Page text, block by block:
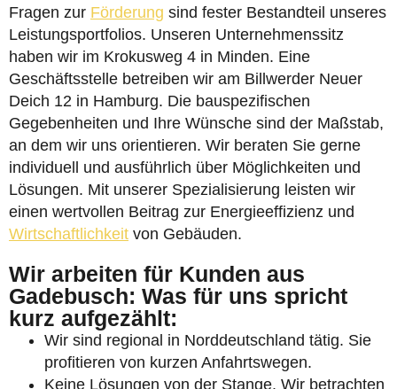
Fragen zur Förderung sind fester Bestandteil unseres
Leistungsportfolios. Unseren Unternehmenssitz
haben wir im Krokusweg 4 in Minden. Eine
Geschäftsstelle betreiben wir am Billwerder Neuer
Deich 12 in Hamburg. Die bauspezifischen
Gegebenheiten und Ihre Wünsche sind der Maßstab,
an dem wir uns orientieren. Wir beraten Sie gerne
individuell und ausführlich über Möglichkeiten und
Lösungen. Mit unserer Spezialisierung leisten wir
einen wertvollen Beitrag zur Energieeffizienz und
Wirtschaftlichkeit von Gebäuden.
Wir arbeiten für Kunden aus
Gadebusch: Was für uns spricht
kurz aufgezählt:
Wir sind regional in Norddeutschland tätig. Sie
profitieren von kurzen Anfahrtswegen.
Keine Lösungen von der Stange. Wir betrachten